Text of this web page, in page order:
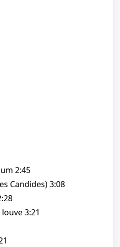
2:45
Candides) 3:08
3:21